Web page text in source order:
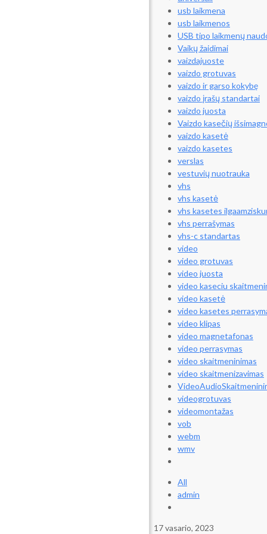
usb laikmena
usb laikmenos
USB tipo laikmenų
Vaikų žaidimai
vaizdajuoste
vaizdo grotuvas
vaizdo ir garso kokybę
vaizdo įrašų standartai
vaizdo juosta
Vaizdo kasečių
vaizdo kasetė
vaizdo kasetes
verslas
vestuvių nuotrauka
vhs
vhs kasetė
vhs kasetes
vhs perrašymas
vhs-c standartas
video
video grotuvas
video juosta
video kaseciu
video kasetė
video kasetes
video klipas
video magnetafonas
video perrasymas
video skaitmeninimas
video skaitmenizavimas
videogrotuvas
videomontažas
vob
webm
wmv
All
admin
17 vasario, 2023